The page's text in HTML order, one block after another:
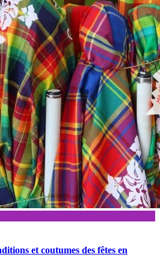
et coutumes des fêtes en